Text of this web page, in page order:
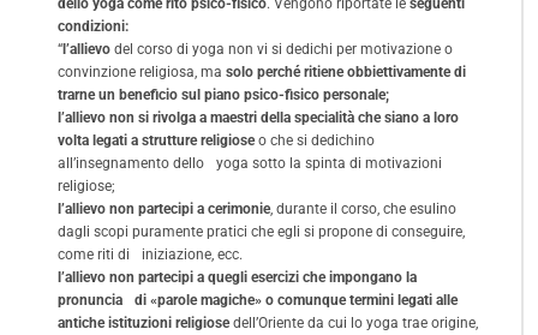
dello yoga come rito psico-fisico. Vengono riportate le seguenti
condizioni:
“ l’allievo del corso di yoga non vi si dedichi per motivazione o
convinzione religiosa, ma solo perché ritiene obbiettivamente di
trarne un beneficio sul piano psico-fisico personale;
l’allievo non si rivolga a maestri della specialità che siano a loro
volta legati a strutture religioseo che si dedichino
all’insegnamento dello yoga sotto la spinta di motivazioni
religiose;
l’allievo non partecipi a cerimonie, durante il corso, che esulino
dagli scopi puramente pratici che egli si propone di conseguire,
come riti di iniziazione, ecc.
l’allievo non partecipi a quegli esercizi che impongano la
pronuncia di «parole magiche» o comunque termini legati alle
antiche istituzioni religiosedell’Oriente da cui lo yoga trae origine,